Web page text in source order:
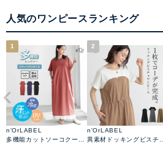
人気のワンピースランキング
1
n'OrLABEL
多機能カットソーコクーン
2
n'OrLABEL
異素材ドッキングビスチェ